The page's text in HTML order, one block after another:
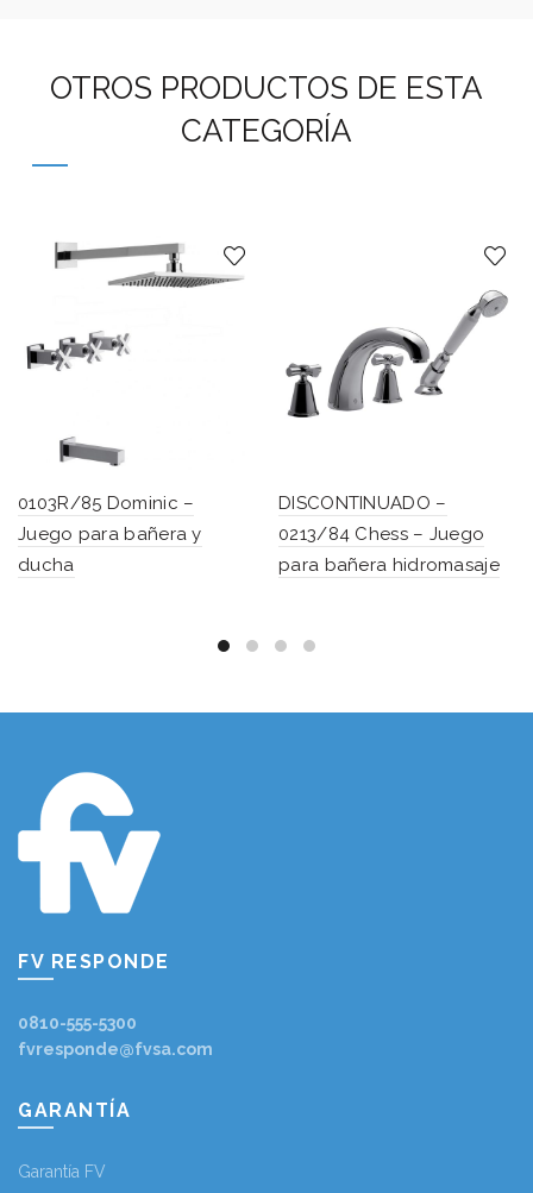
OTROS PRODUCTOS DE ESTA
CATEGORÍA
0103R/85 Dominic –
Juego para bañera y
ducha
DISCONTINUADO –
0213/84 Chess – Juego
para bañera hidromasaje
FV RESPONDE
0810-555-5300
fvresponde@fvsa.com
GARANTÍA
Garantía FV